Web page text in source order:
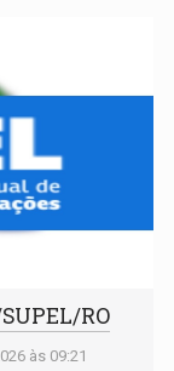
RO
às 09:21